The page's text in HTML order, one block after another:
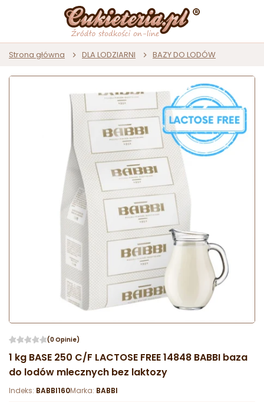
Strona główna DLA LODZIARNI BAZY DO LODÓW
(0 Opinie)
1 kg BASE 250 C/F LACTOSE FREE 14848 BABBI baza
do lodów mlecznych bez laktozy
Indeks: BABBI160Marka: BABBI